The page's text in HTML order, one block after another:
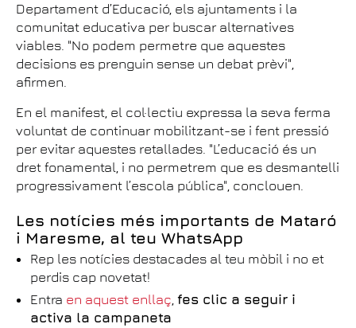
Departament d’Educació, els ajuntaments i la
comunitat educativa per buscar alternatives
viables. "No podem permetre que aquestes
decisions es prenguin sense un debat prèvi",
afirmen.
En el manifest, el col·lectiu expressa la seva ferma
voluntat de continuar mobilitzant-se i fent pressió
per evitar aquestes retallades. "L’educació és un
dret fonamental, i no permetrem que es desmantelli
progressivament l’escola pública", conclouen.
Les notícies més importants de Mataró
i Maresme, al teu WhatsApp
Rep les notícies destacades al teu mòbil i no et
perdis cap novetat!
Entra en aquest enllaç, fes clic a seguir i
activa la campaneta